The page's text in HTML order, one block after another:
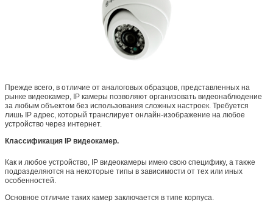
Прежде всего, в отличие от аналоговых образцов, представленных на
рынке видеокамер, IP камеры позволяют организовать видеонаблюдение
за любым объектом без использования сложных настроек. Требуется
лишь IP адрес, который транслирует онлайн-изображение на любое
устройство через интернет.
Классификация IP видеокамер.
Как и любое устройство, IP видеокамеры имею свою специфику, а также
подразделяются на некоторые типы в зависимости от тех или иных
особенностей.
Основное отличие таких камер заключается в типе корпуса.